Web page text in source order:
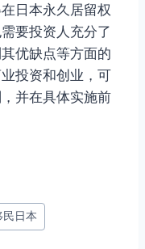
日本永久居留权
要投资人充分了
优缺点等方面的
投资和创业，可
并在具体实施前
民日本